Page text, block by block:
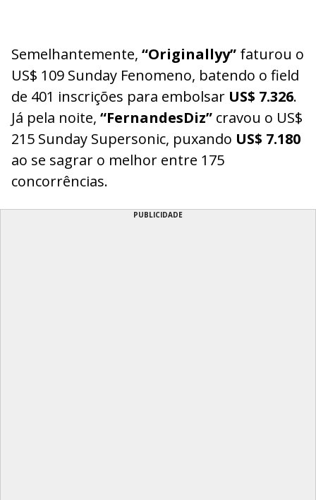
Semelhantemente, “Originallyy” faturou o
US$ 109 Sunday Fenomeno, batendo o field
de 401 inscrições para embolsar US$ 7.326.
Já pela noite, “FernandesDiz” cravou o US$
215 Sunday Supersonic, puxando US$ 7.180
ao se sagrar o melhor entre 175
concorrências.
PUBLICIDADE